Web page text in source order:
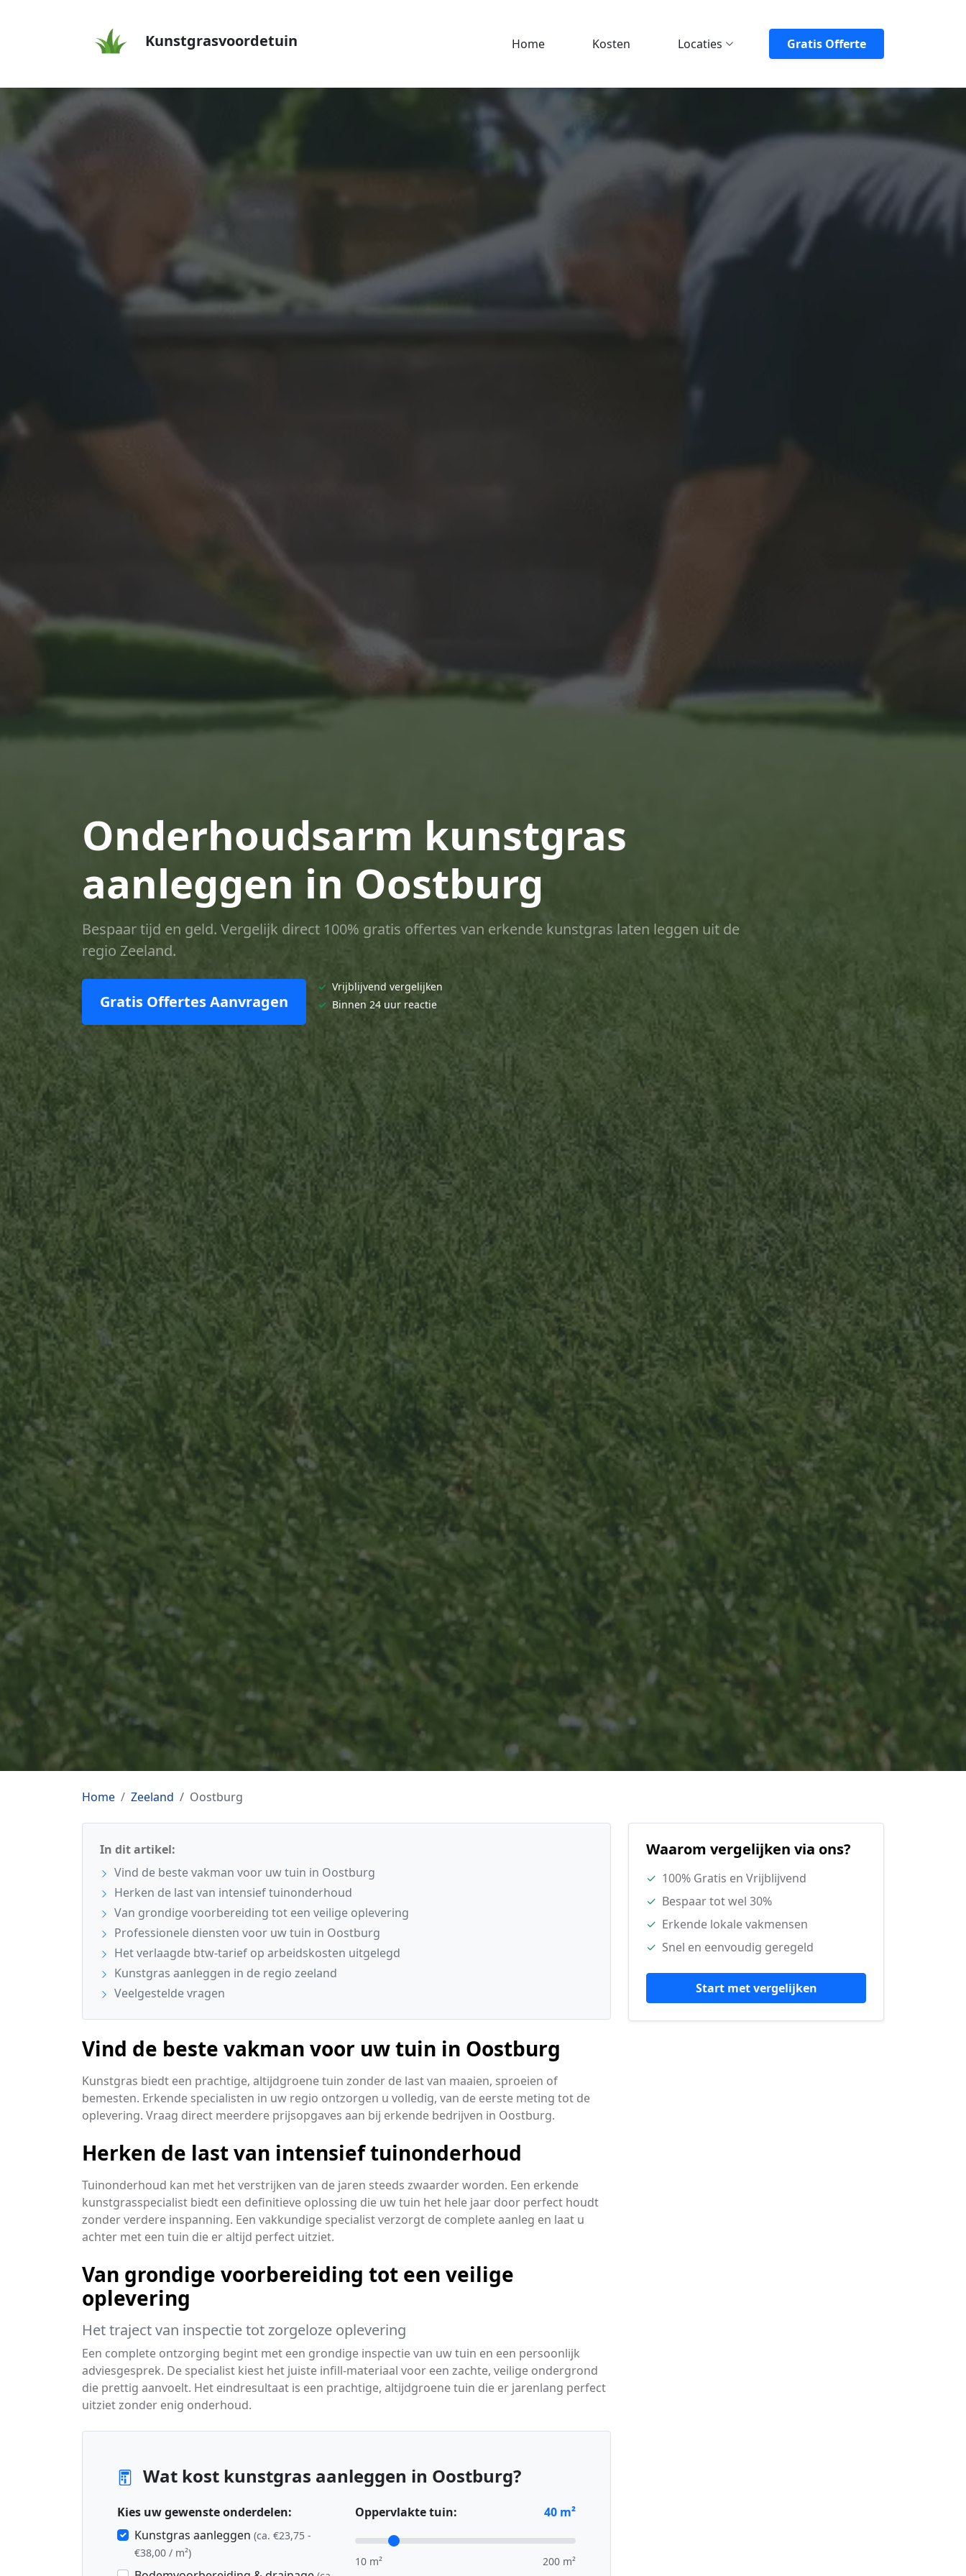
Kunstgrasvoordetuin Home Kosten Locaties Gratis Offerte
Onderhoudsarm kunstgras
aanleggen in Oostburg
Bespaar tijd en geld. Vergelijk direct 100% gratis offertes van erkende kunstgras laten leggen uit de
regio Zeeland.
Gratis Offertes Aanvragen
✓ Vrijblijvend vergelijken
✓ Binnen 24 uur reactie
Home Zeeland Oostburg
In dit artikel:
Vind de beste vakman voor uw tuin in Oostburg
Herken de last van intensief tuinonderhoud
Van grondige voorbereiding tot een veilige oplevering
Professionele diensten voor uw tuin in Oostburg
Het verlaagde btw-tarief op arbeidskosten uitgelegd
Kunstgras aanleggen in de regio zeeland
Veelgestelde vragen
Vind de beste vakman voor uw tuin in Oostburg
Kunstgras biedt een prachtige, altijdgroene tuin zonder de last van maaien, sproeien of
bemesten. Erkende specialisten in uw regio ontzorgen u volledig, van de eerste meting tot de
oplevering. Vraag direct meerdere prijsopgaves aan bij erkende bedrijven in Oostburg.
Herken de last van intensief tuinonderhoud
Tuinonderhoud kan met het verstrijken van de jaren steeds zwaarder worden. Een erkende
kunstgrasspecialist biedt een definitieve oplossing die uw tuin het hele jaar door perfect houdt
zonder verdere inspanning. Een vakkundige specialist verzorgt de complete aanleg en laat u
achter met een tuin die er altijd perfect uitziet.
Van grondige voorbereiding tot een veilige
oplevering
Het traject van inspectie tot zorgeloze oplevering
Een complete ontzorging begint met een grondige inspectie van uw tuin en een persoonlijk
adviesgesprek. De specialist kiest het juiste infill-materiaal voor een zachte, veilige ondergrond
die prettig aanvoelt. Het eindresultaat is een prachtige, altijdgroene tuin die er jarenlang perfect
uitziet zonder enig onderhoud.
Wat kost kunstgras aanleggen in Oostburg?
Kies uw gewenste onderdelen:
Kunstgras aanleggen (ca. €23,75 -
€38,00 / m²)
Oppervlakte tuin: 40 m²
10 m² 200 m²
Waarom vergelijken via ons?
✓ 100% Gratis en Vrijblijvend
✓ Bespaar tot wel 30%
✓ Erkende lokale vakmensen
✓ Snel en eenvoudig geregeld
Start met vergelijken